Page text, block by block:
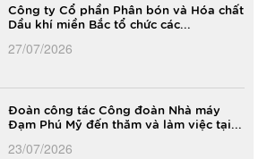
Công ty Cổ phần Phân bón và Hóa chất
Dầu khí miền Bắc tổ chức các...
27/07/2026
Đoàn công tác Công đoàn Nhà máy
Đạm Phú Mỹ đến thăm và làm việc tại...
23/07/2026